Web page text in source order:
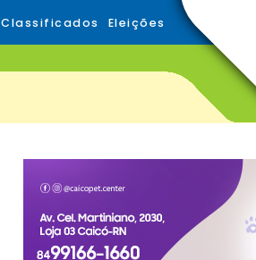
Classificados Eleições